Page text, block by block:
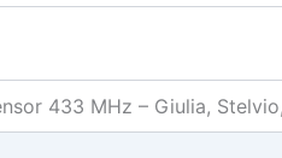
433 MHz – Giulia,